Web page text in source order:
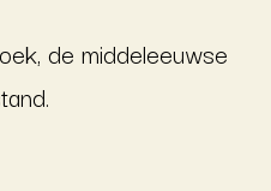
de middeleeuwse